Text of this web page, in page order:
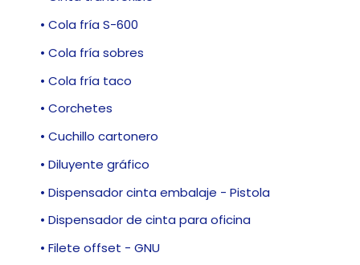
• Cola fría S-600
• Cola fría sobres
• Cola fría taco
• Corchetes
• Cuchillo cartonero
• Diluyente gráfico
• Dispensador cinta embalaje - Pistola
• Dispensador de cinta para oficina
• Filete offset - GNU